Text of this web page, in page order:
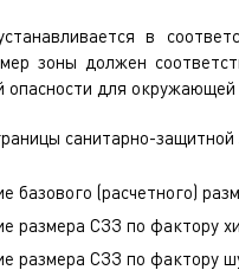
в
зоны должен
опасности для окружающей
санитарно-
базового (расчетного)
размера СЗЗ по фактору
размера СЗЗ по фактору